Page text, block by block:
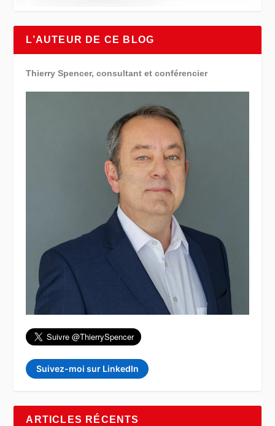
L’AUTEUR DE CE BLOG
Thierry Spencer, consultant et conférencier
Suivez-moi sur LinkedIn
ARTICLES RÉCENTS